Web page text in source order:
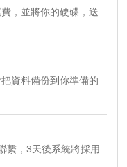
，並將你的硬碟，送
資料備份到你準備的
繫，3天後系統將採用